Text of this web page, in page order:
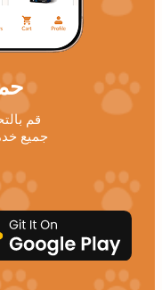
قم
جميع